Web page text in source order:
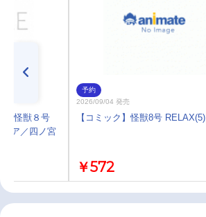
】怪獣８号
ア／四ノ宮
予約
2026/09/04 発売
【コミック】怪獣8号 RELAX(5)
￥572